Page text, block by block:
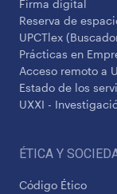
Firma digital
Reserva de
UPCTlex
Prácticas en
Acceso remoto a
Estado de los
UXXI -
ÉTICA Y
Código Ético